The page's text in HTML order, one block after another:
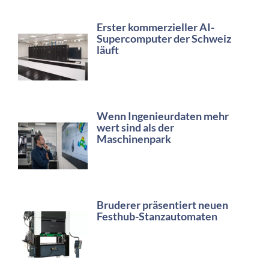
Erster kommerzieller AI-
Supercomputer der Schweiz
läuft
Wenn Ingenieurdaten mehr
wert sind als der
Maschinenpark
Bruderer präsentiert neuen
Festhub-Stanzautomaten